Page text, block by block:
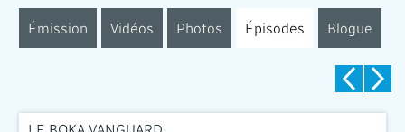
Émission Vidéos Photos Épisodes Blogue